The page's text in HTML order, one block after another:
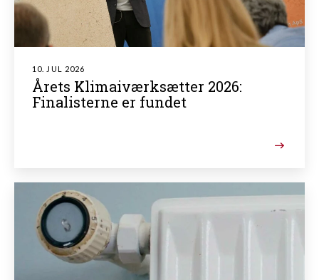
10. JUL 2026
Årets Klimaiværksætter 2026:
Finalisterne er fundet